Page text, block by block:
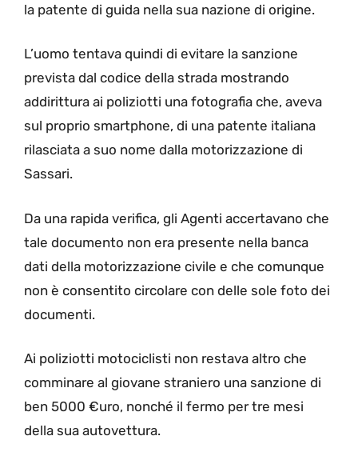
la patente di guida nella sua nazione di origine.
L’uomo tentava quindi di evitare la sanzione
prevista dal codice della strada mostrando
addirittura ai poliziotti una fotografia che, aveva
sul proprio smartphone, di una patente italiana
rilasciata a suo nome dalla motorizzazione di
Sassari.
Da una rapida verifica, gli Agenti accertavano che
tale documento non era presente nella banca
dati della motorizzazione civile e che comunque
non è consentito circolare con delle sole foto dei
documenti.
Ai poliziotti motociclisti non restava altro che
comminare al giovane straniero una sanzione di
ben 5000 €uro, nonché il fermo per tre mesi
della sua autovettura.